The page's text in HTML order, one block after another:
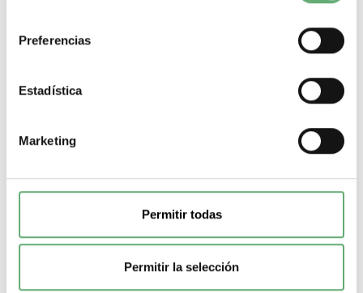
Preferencias
Estadística
Marketing
Permitir todas
Permitir la selección
+